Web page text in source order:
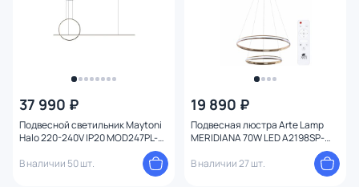
37 990 ₽
Подвесной светильник Maytoni
Halo 220-240V IP20 MOD247PL-
В наличии 50 шт.
19 890 ₽
Подвесная люстра Arte Lamp
MERIDIANA 70W LED A2198SP-
В наличии 27 шт.